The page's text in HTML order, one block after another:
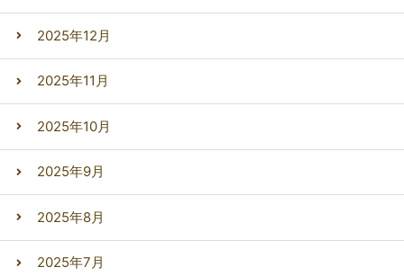
2025年12月
2025年11月
2025年10月
2025年9月
2025年8月
2025年7月